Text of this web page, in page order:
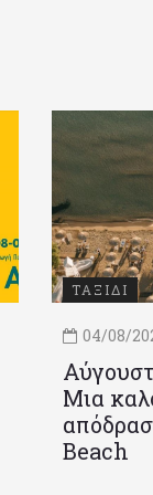
ΤΑΞΙΔΙ
04/08/
Μια
Beach